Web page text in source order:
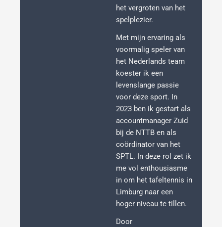
het vergroten van het
spelplezier.
Met mijn ervaring als
voormalig speler van
het Nederlands team
koester ik een
levenslange passie
voor deze sport. In
2023 ben ik gestart als
accountmanager Zuid
bij de NTTB en als
coördinator van het
SPTL. In deze rol zet ik
me vol enthousiasme
in om het tafeltennis in
Limburg naar een
hoger niveau te tillen.
Door